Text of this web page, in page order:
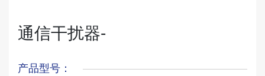
通信干扰器-
产品型号：